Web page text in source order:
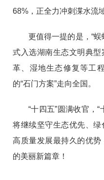
68%，正全力冲刺渫水流
更值得一提的是，“
式入选湖南生态文明典
革、湿地生态修复等工
的“石门方案”走向全国。
“十四五”圆满收官，
将继续坚守生态优先、
高质量发展最持久的优
的美丽新篇章！